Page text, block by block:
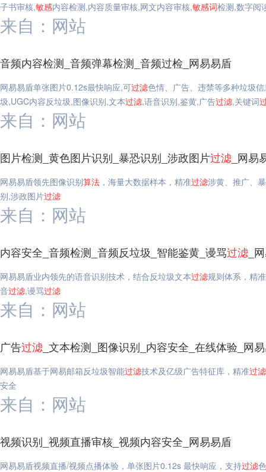
子书审核,敏感内容检测,内容质量审核,网文内容审核,敏感词检测,数字阅
来自：网站
音频内容检测_音频弹幕检测_音频过检_网易易盾
网易易盾单张图片0.12s最快响应,可过滤色情、广告、违禁等多种垃圾
圾,UGC内容反垃圾,图像识别,文本过滤,语音识别,鉴黄,广告过滤,关键词
来自：网站
图片检测_黄色图片识别_暴恐识别_涉政图片过滤 _网易
网易易盾领先图像识别算法 ，海量大数据样本，精准过滤涉黄、推广、
别,涉政图片过滤
来自：网站
内容安全_音频检测_音频反垃圾_智能鉴黄_谩骂过滤 _
网易易盾业内领先的语音识别技术，结合反垃圾文本过滤规则体系，精
音过滤,谩骂过滤
来自：网站
广告过滤 _文本检测_图像识别_内容安全_在线体验_网
网易易盾基于网易邮箱反垃圾智能过滤技术及亿级广告特征库，精准过滤
安全
来自：网站
视频识别_视频直播审核_视频内容安全_网易易盾
网易易盾视频直播/视频点播体验，单张图片0.12s 最快响应，支持过滤